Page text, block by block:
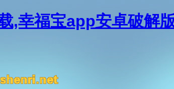
,幸福宝app安卓破解